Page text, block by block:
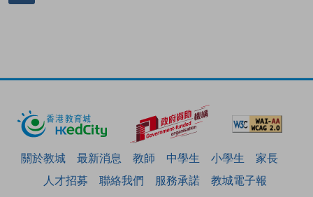
關於教城 最新消息 教師 中學生 小學生
家長
人才招募
聯絡我們 服務承諾 教城電子報